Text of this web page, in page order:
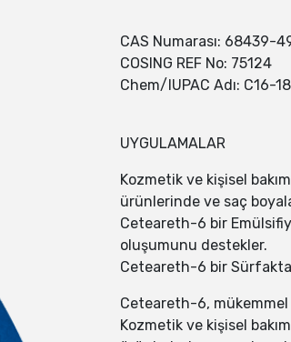
CAS Numarası: 68439-
COSING REF No: 75124
Chem/IUPAC Adı: C16-
UYGULAMALAR
Kozmetik ve kişisel
ürünlerinde ve saç
Ceteareth-6 bir
oluşumunu destekler.
Ceteareth-6 bir
Ceteareth-6, mükemmel
Kozmetik ve kişisel